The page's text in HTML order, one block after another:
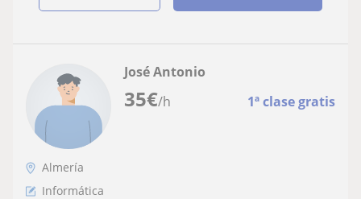
35€/h 1ª clase gratis
José Antonio
Almería
Informática